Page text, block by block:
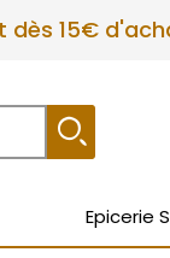
dès 15€
Epicerie